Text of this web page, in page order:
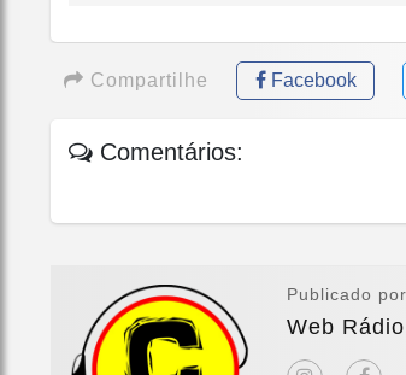
Compartilhe Facebook
Comentários:
Publicado
Web